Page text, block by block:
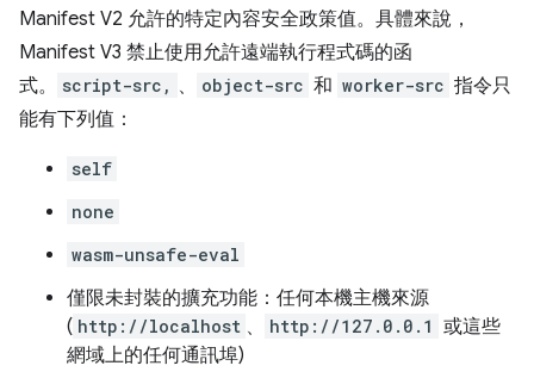
Manifest V2 允許的特定內容安全政策值。具體來說，
Manifest V3 禁止使用允許遠端執行程式碼的函
式。
script-src, 、 object-src 和 worker-src 指令只
能有下列值：
self
none
wasm-unsafe-eval
僅限未封裝的擴充功能：任何本機主機來源
( http://localhost 、 http://127.0.0.1 或這些
網域上的任何通訊埠)